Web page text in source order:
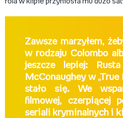
Zawsze marzyłem,
w rodzaju Colombo
jeszcze lepiej:
McConaughey w
stało się. We
filmowej, czerpiącej
seriali kryminalnych i